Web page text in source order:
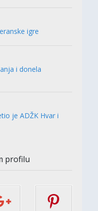
igre
i donela
je ADŽK Hvar i
profilu